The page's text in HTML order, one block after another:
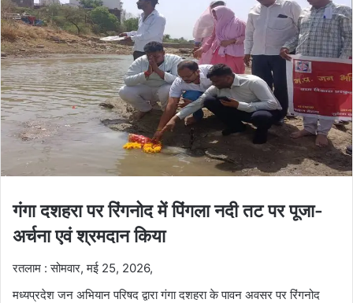
गंगा दशहरा पर रिंगनोद में पिंगला नदी तट पर पूजा-
अर्चना एवं श्रमदान किया
रतलाम : सोमवार, मई 25, 2026,
मध्यप्रदेश जन अभियान परिषद द्वारा गंगा दशहरा के पावन अवसर पर रिंगनोद